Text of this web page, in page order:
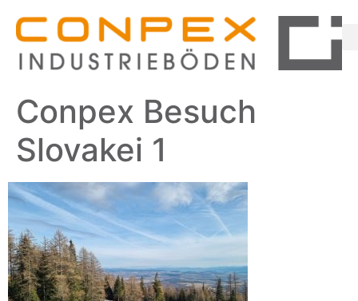
Conpex Besuch
Slovakei 1